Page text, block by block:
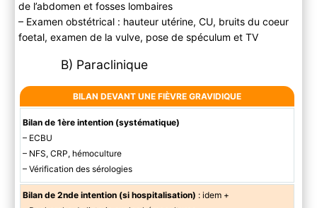
de l’abdomen et fosses lombaires
– Examen obstétrical : hauteur utérine, CU, bruits du coeur
foetal, examen de la vulve, pose de spéculum et TV
B) Paraclinique
BILAN DEVANT UNE FIÈVRE GRAVIDIQUE
Bilan de 1ère intention (systématique)
– ECBU
– NFS, CRP, hémoculture
– Vérification des sérologies
Bilan de 2nde intention (si hospitalisation) : idem +